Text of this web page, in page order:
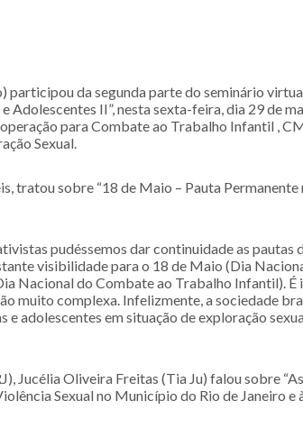
da segunda parte do seminário
II”, nesta sexta-feira, dia 29 de
para Combate ao Trabalho Infantil ,
Sexual.
tratou sobre “18 de Maio – Pauta Permanente
pudéssemos dar continuidade as pautas
visibilidade para o 18 de Maio (Dia
Nacional do Combate ao Trabalho Infantil).
muito complexa. Infelizmente, a sociedade
adolescentes em situação de exploração
Jucélia Oliveira Freitas (Tia Ju) falou sobre
Sexual no Município do Rio de Janeiro e